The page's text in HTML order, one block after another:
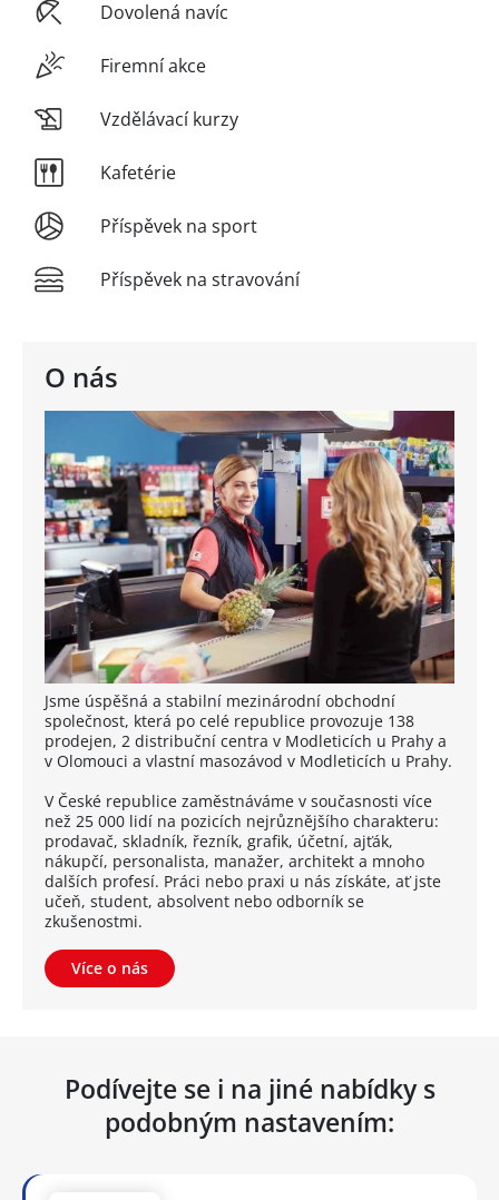
O nás
Jsme úspěšná a stabilní mezinárodní obchodní
společnost, která po celé republice provozuje 138
prodejen, 2 distribuční centra v Modleticích u Prahy a
v Olomouci a vlastní masozávod v Modleticích u Prahy.
V České republice zaměstnáváme v současnosti více
než 25 000 lidí na pozicích nejrůznějšího charakteru:
prodavač, skladník, řezník, grafik, účetní, ajťák,
nákupčí, personalista, manažer, architekt a mnoho
dalších profesí. Práci nebo praxi u nás získáte, ať jste
učeň, student, absolvent nebo odborník se
zkušenostmi.
Více o nás
Dovolená navíc
Firemní akce
Vzdělávací kurzy
Kafetérie
Příspěvek na sport
Příspěvek na stravování
Podívejte se i na jiné nabídky s
podobným nastavením: